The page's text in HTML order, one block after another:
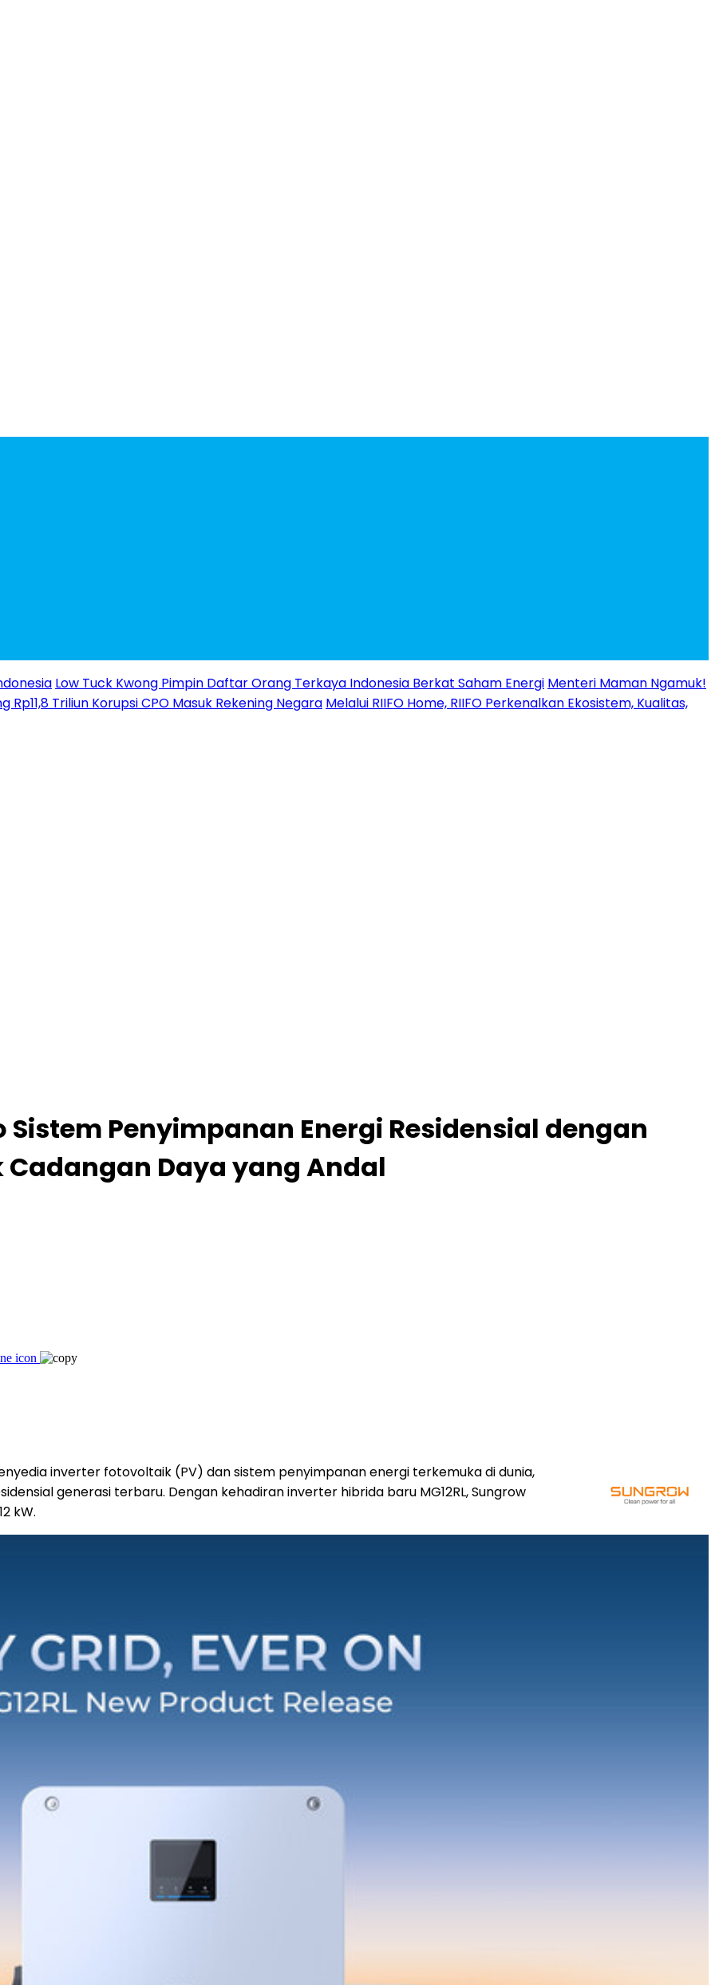
Low Tuck Kwong Pimpin Daftar Orang Terkaya Indonesia Berkat Saham Energi Menteri Maman Ngamuk!
Rp11,8 Triliun Korupsi CPO Masuk Rekening Negara Melalui RIIFO Home, RIIFO Perkenalkan Ekosistem, Kualitas,
Penyimpanan Energi Residensial dengan
Cadangan Daya yang Andal
inverter fotovoltaik (PV) dan sistem penyimpanan energi terkemuka di dunia,
generasi terbaru. Dengan kehadiran inverter hibrida baru MG12RL, Sungrow
kW.